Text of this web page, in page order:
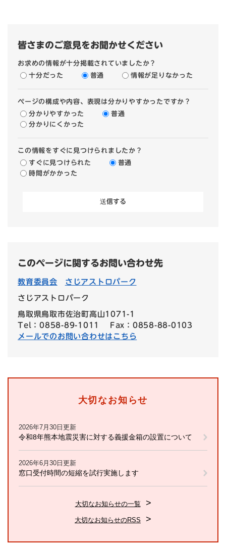
皆さまのご意見をお聞かせください
お求めの情報が十分掲載されていましたか？
十分だった
普通 情報が足りなかった
ページの構成や内容、表現は分かりやすかったですか？
分かりやすかった
普通
分かりにくかった
この情報をすぐに見つけられましたか？
すぐに見つけられた
普通
時間がかかった
このページに関するお問い合わせ先
教育委員会 さじアストロパーク
さじアストロパーク
鳥取県鳥取市佐治町高山1071-1
Tel：0858-89-1011
Fax：0858-88-0103
メールでのお問い合わせはこちら
大切なお知らせ
2026年7月30日更新
令和8年熊本地震災害に対する義援金箱の設置について
2026年6月30日更新
窓口受付時間の短縮を試行実施します
大切なお知らせの一覧
大切なお知らせのRSS